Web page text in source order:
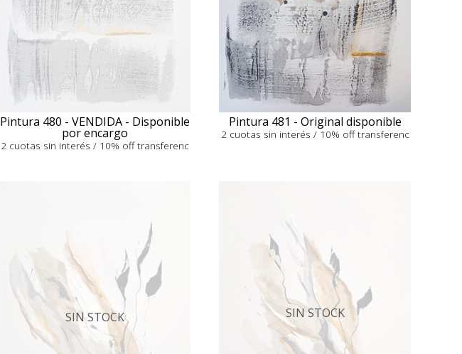
Pintura 480 - VENDIDA - Disponible
por encargo
2 cuotas sin interés / 10% off transferenc
Pintura 481 - Original disponible
2 cuotas sin interés / 10% off transferenc
SIN STOCK SIN STOCK